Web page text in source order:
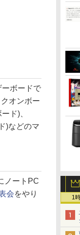
1
ボードで
オンボー
ド)、
)などのマ
ノートPC
会をやり